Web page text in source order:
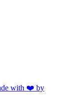
with ❤️ by